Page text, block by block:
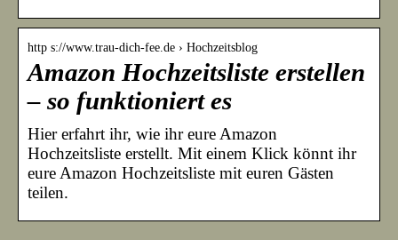
http s://www.trau-dich-fee.de › Hochzeitsblog
Amazon Hochzeitsliste erstellen
– so funktioniert es
Hier erfahrt ihr, wie ihr eure Amazon
Hochzeitsliste erstellt. Mit einem Klick könnt ihr
eure Amazon Hochzeitsliste mit euren Gästen
teilen.